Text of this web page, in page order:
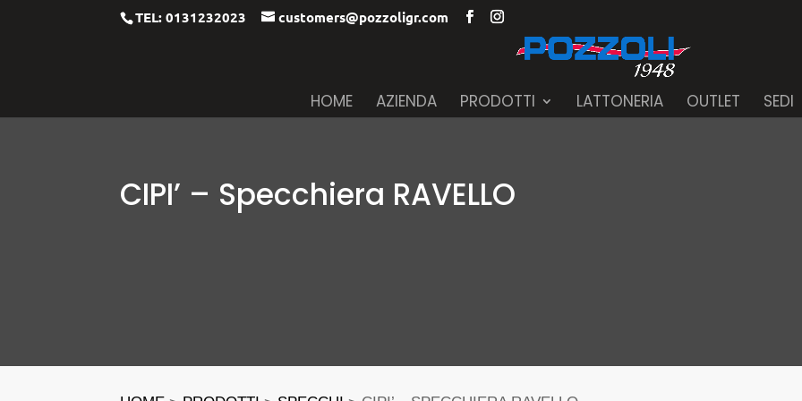
TEL: 0131232023 customers@pozzoligr.com
HOME AZIENDA PRODOTTI LATTONERIA OUTLET SEDI
CIPI’ – Specchiera RAVELLO